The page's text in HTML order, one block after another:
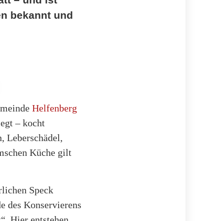
bekannt und
Helfenberg
– kocht
Leberschädel,
Küche gilt
Speck
des Konservierens